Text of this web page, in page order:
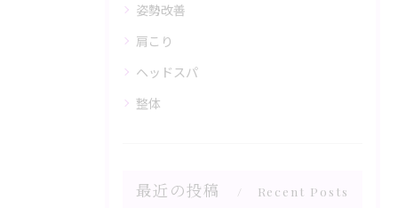
姿勢改善
肩こり
ヘッドスパ
整体
最近の投稿 Recent Posts